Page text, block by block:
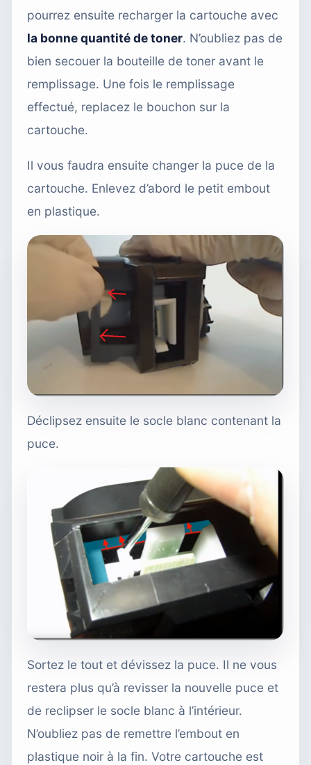
pourrez ensuite recharger la cartouche avec
la bonne quantité de toner. N’oubliez pas de
bien secouer la bouteille de toner avant le
remplissage. Une fois le remplissage
effectué, replacez le bouchon sur la
cartouche.
Il vous faudra ensuite changer la puce de la
cartouche. Enlevez d’abord le petit embout
en plastique.
Déclipsez ensuite le socle blanc contenant la
puce.
Sortez le tout et dévissez la puce. Il ne vous
restera plus qu’à revisser la nouvelle puce et
de reclipser le socle blanc à l’intérieur.
N’oubliez pas de remettre l’embout en
plastique noir à la fin. Votre cartouche est